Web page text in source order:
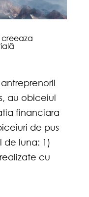
creeaza
au obiceiul
financiara
de pus
de luna: 1)
cu